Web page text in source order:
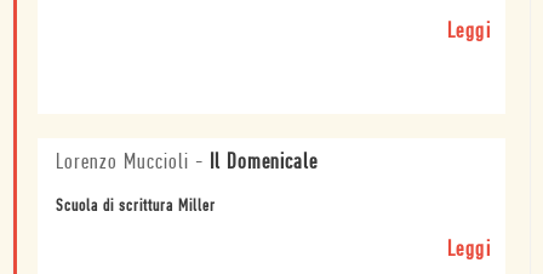
Leggi
Lorenzo Muccioli - Il Domenicale
Scuola di scrittura Miller
Leggi